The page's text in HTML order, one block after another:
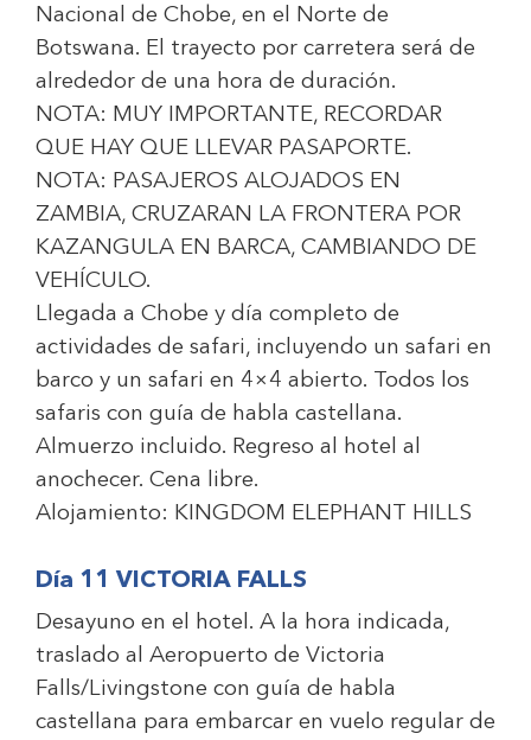
Nacional de Chobe, en el Norte de
Botswana. El trayecto por carretera será de
alrededor de una hora de duración.
NOTA: MUY IMPORTANTE, RECORDAR
QUE HAY QUE LLEVAR PASAPORTE.
NOTA: PASAJEROS ALOJADOS EN
ZAMBIA, CRUZARAN LA FRONTERA POR
KAZANGULA EN BARCA, CAMBIANDO DE
VEHÍCULO.
Llegada a Chobe y día completo de
actividades de safari, incluyendo un safari en
barco y un safari en 4×4 abierto. Todos los
safaris con guía de habla castellana.
Almuerzo incluido. Regreso al hotel al
anochecer. Cena libre.
Alojamiento: KINGDOM ELEPHANT HILLS
Día 11 VICTORIA FALLS
Desayuno en el hotel. A la hora indicada,
traslado al Aeropuerto de Victoria
Falls/Livingstone con guía de habla
castellana para embarcar en vuelo regular de